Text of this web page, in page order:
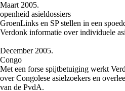
Maart 2005.
openheid asieldossiers
GroenLinks en SP stellen in een
Verdonk informatie over individuele
December 2005.
Congo
Met een forse spijtbetuiging werkt
over Congolese asielzoekers en
van de PvdA.